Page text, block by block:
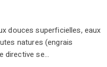
douces superficielles, eaux
natures (engrais
directive se…